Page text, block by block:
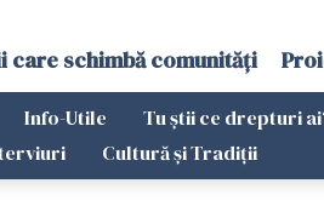
care schimbă comunități
Info-Utile Tu știi ce drepturi
Cultură și Tradiții